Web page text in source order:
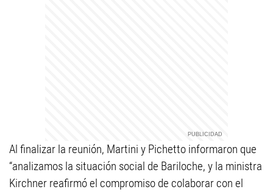
Al finalizar la reunión, Martini y Pichetto informaron que
“analizamos la situación social de Bariloche, y la ministra
Kirchner reafirmó el compromiso de colaborar con el